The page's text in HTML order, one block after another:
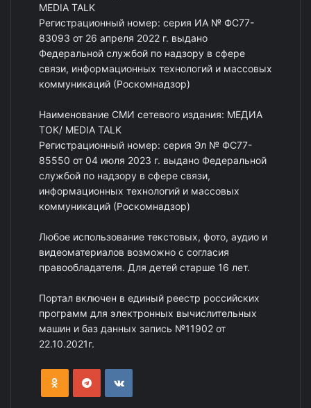
MEDIA TALK
Регистрационный номер: серия ИА № ФС77-
83093 от 26 апреля 2022 г. выдано
Федеральной службой по надзору в сфере
связи, информационных технологий и массовых
коммуникаций (Роскомнадзор)
Наименование СМИ сетевого издания: МЕДИА
ТОК/ MEDIA TALK
Регистрационный номер: серия Эл № ФС77-
85550 от 04 июля 2023 г. выдано Федеральной
службой по надзору в сфере связи,
информационных технологий и массовых
коммуникаций (Роскомнадзор)
Любое использование текстовых, фото, аудио и
видеоматериалов возможно с согласия
правообладателя. Для детей старше 16 лет.
Портал включен в единый реестр российских
программ для электронных вычислительных
машин и баз данных запись №11902 от
22.10.2021г.